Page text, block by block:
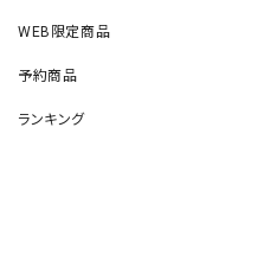
WEB限定商品
予約商品
ランキング